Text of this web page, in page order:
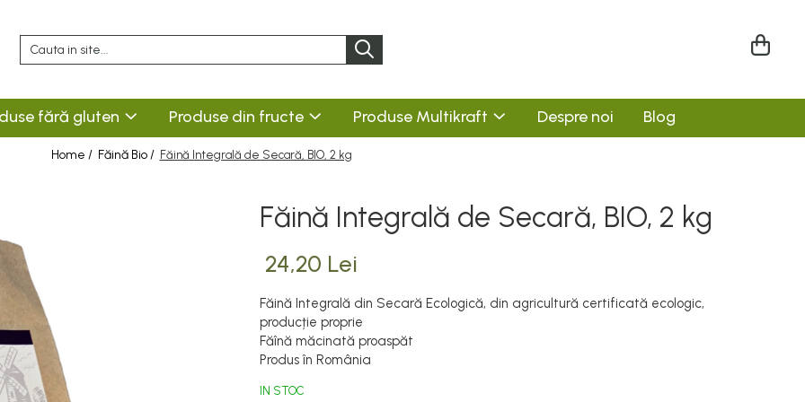
fără gluten Produse din fructe Produse Multikraft Despre noi Blog
Home / Făină Bio / Făină Integrală de Secară, BIO, 2 kg
Făină Integrală de Secară, BIO, 2 kg
24,20 Lei
Făină Integrală din Secară Ecologică, din agricultură certificată ecologic,
producție proprie
Făînă măcinată proaspăt
Produs în România
IN STOC